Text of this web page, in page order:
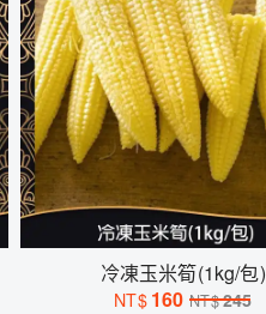
冷凍玉米筍(1kg/包)
NT$ 160 NT$245